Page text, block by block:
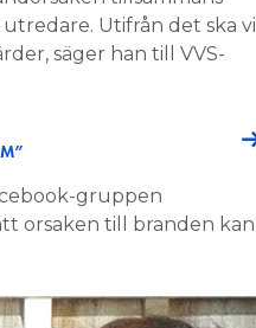
Utifrån det ska vi
säger han till VVS-
gruppen
orsaken till branden kan